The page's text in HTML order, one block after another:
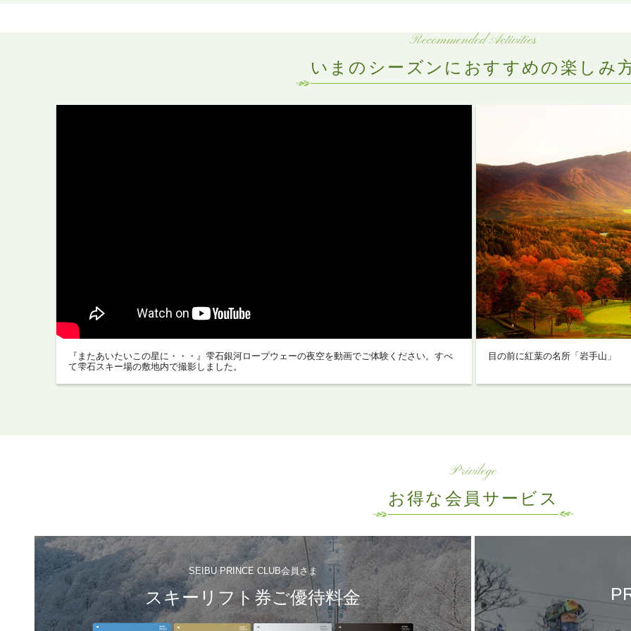
Recommended Activities
いまのシーズンにおすすめの楽しみ
『またあいたいこの星に・・・』雫石銀河ロープウェーの夜空を動画でご体験ください。すべ
て雫石スキー場の敷地内で撮影しました。
目の前に紅葉の名所「岩手山」
Privilege
お得な会員サービス
SEIBU PRINCE CLUB会員さま
スキーリフト券ご優待料金